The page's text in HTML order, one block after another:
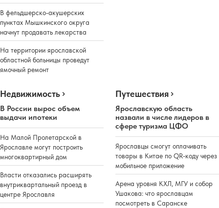
В фельдшерско-акушерских
пунктах Мышкинского округа
начнут продавать лекарства
На территории ярославской
областной больницы проведут
ямочный ремонт
Недвижимость
В России вырос объем
выдачи ипотеки
На Малой Пролетарской в
Ярославле могут построить
многоквартирный дом
Власти отказались расширять
внутриквартальный проезд в
центре Ярославля
Путешествия
Ярославскую область
назвали в числе лидеров в
сфере туризма ЦФО
Ярославцы смогут оплачивать
товары в Китае по QR-коду через
мобильное приложение
Арена уровня КХЛ, МГУ и собор
Ушакова: что ярославцам
посмотреть в Саранске